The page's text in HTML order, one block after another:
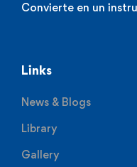
Convierte en un
Links
News & Blogs
Library
Gallery